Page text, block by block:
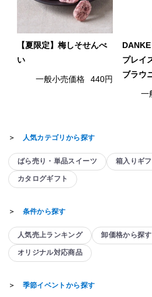
【夏限定】梅しそせんべ
い
一般小売価格 440円
プレイ
ブラウ
一
＞ 人気カテゴリから探す
ばら売り・単品スイーツ 箱入りギ
カタログギフト
＞ 条件から探す
人気売上ランキング 卸価格から探す
オリジナル対応商品
＞ 季節イベントから探す